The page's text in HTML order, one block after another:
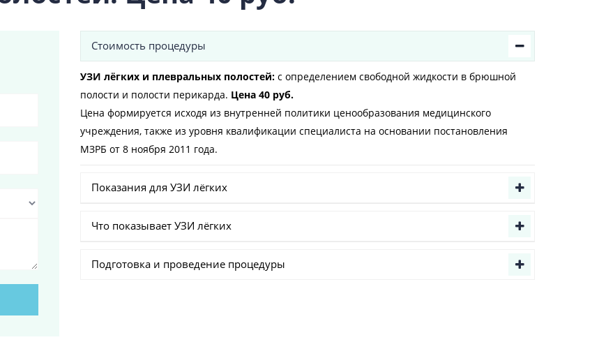
Стоимость процедуры
УЗИ лёгких и плевральных полостей: с определением свободной жидкости в брюшной
полости и полости перикарда. Цена 40 руб.
Цена формируется исходя из внутренней политики ценообразования медицинского
учреждения, также из уровня квалификации специалиста на основании постановления
МЗРБ от 8 ноября 2011 года.
Показания для УЗИ лёгких
Что показывает УЗИ лёгких
Подготовка и проведение процедуры